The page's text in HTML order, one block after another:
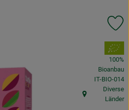
, Verband:
100%
Bioanbau
,IT-BIO-014
, Herkunft:
Diverse
Länder